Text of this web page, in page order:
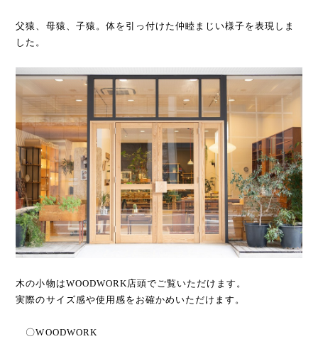
父猿、母猿、子猿。体を引っ付けた仲睦まじい様子を表現しま
した。
木の小物はWOODWORK店頭でご覧いただけます。
実際のサイズ感や使用感をお確かめいただけます。
〇WOODWORK